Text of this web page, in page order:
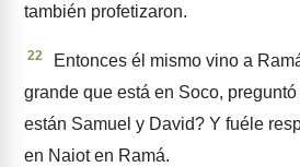
también profetizaron.
22
Entonces él mismo vino a
grande que está en Soco,
están Samuel y David? Y fuéle
en Naiot en Ramá.